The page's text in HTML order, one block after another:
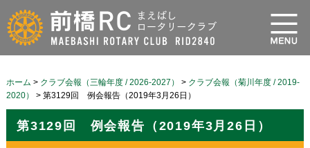
ホーム > クラブ会報（三輪年度 / 2026-2027） > クラブ会報（菊川年度 / 2019-
2020）
> 第3129回 例会報告（2019年3月26日）
第3129回 例会報告（2019年3月26日）